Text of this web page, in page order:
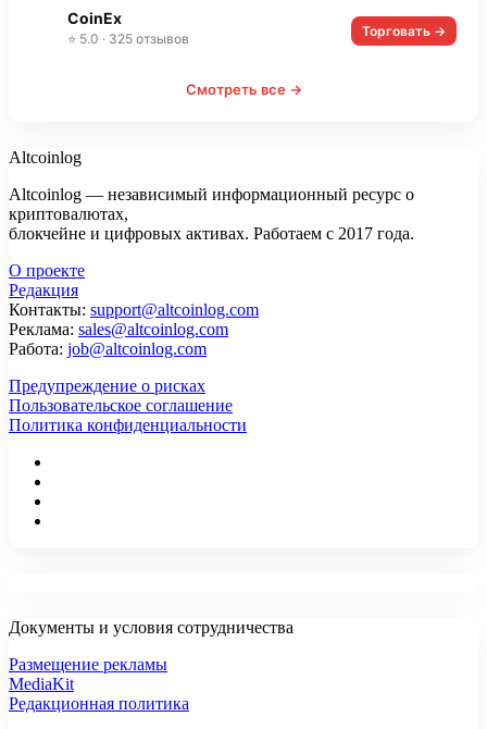
CoinEx
⭐ 5.0 · 325 отзывов Торговать →
Смотреть все →
Altcoinlog
Altcoinlog — независимый информационный ресурс о
криптовалютах,
блокчейне и цифровых активах. Работаем с 2017 года.
О проекте
Редакция
Контакты: support@altcoinlog.com
Реклама: sales@altcoinlog.com
Работа: job@altcoinlog.com
Предупреждение о рисках
Пользовательское соглашение
Политика конфиденциальности
Документы и условия сотрудничества
Размещение рекламы
MediaKit
Редакционная политика